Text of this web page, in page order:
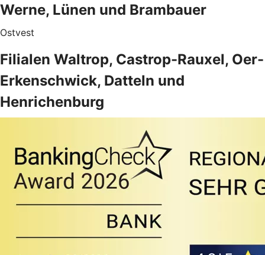
Werne, Lünen und Brambauer
Ostvest
Filialen Waltrop, Castrop-Rauxel, Oer-
Erkenschwick, Datteln und
Henrichenburg